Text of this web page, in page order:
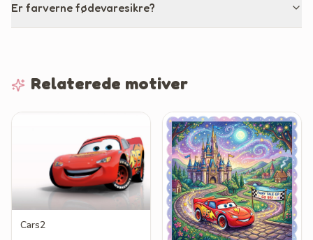
Er farverne fødevaresikre?
Relaterede motiver
Cars2